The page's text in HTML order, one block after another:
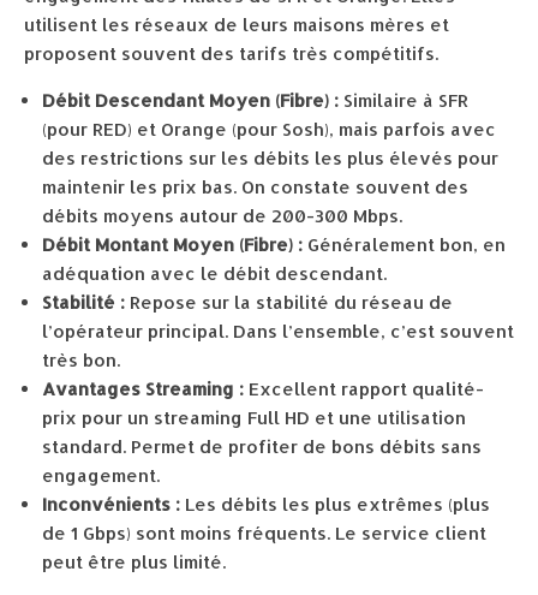
utilisent les réseaux de leurs maisons mères et
proposent souvent des tarifs très compétitifs.
Débit Descendant Moyen (Fibre) : Similaire à SFR
(pour RED) et Orange (pour Sosh), mais parfois avec
des restrictions sur les débits les plus élevés pour
maintenir les prix bas. On constate souvent des
débits moyens autour de 200-300 Mbps.
Débit Montant Moyen (Fibre) : Généralement bon, en
adéquation avec le débit descendant.
Stabilité : Repose sur la stabilité du réseau de
l’opérateur principal. Dans l’ensemble, c’est souvent
très bon.
Avantages Streaming : Excellent rapport qualité-
prix pour un streaming Full HD et une utilisation
standard. Permet de profiter de bons débits sans
engagement.
Inconvénients : Les débits les plus extrêmes (plus
de 1 Gbps) sont moins fréquents. Le service client
peut être plus limité.